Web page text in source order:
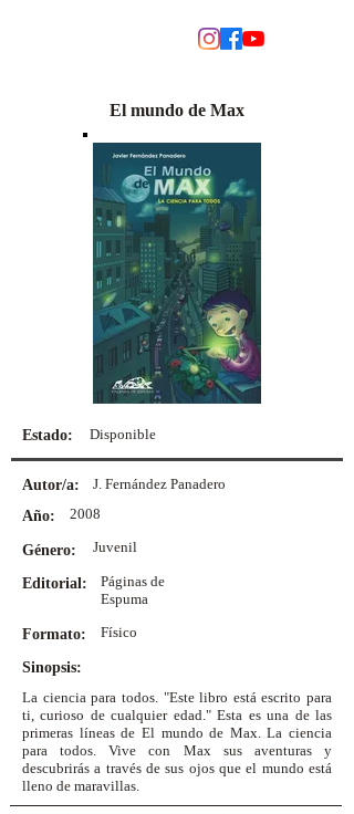
El mundo de Max
Estado: Disponible
Autor/a:
J. Fernández Panadero
Año:
2008
Género: Juvenil
Páginas de
Espuma
Editorial:
Formato: Físico
Sinopsis:
La ciencia para todos. "Este libro está escrito para
ti, curioso de cualquier edad." Esta es una de las
primeras líneas de El mundo de Max. La ciencia
para todos. Vive con Max sus aventuras y
descubrirás a través de sus ojos que el mundo está
lleno de maravillas.